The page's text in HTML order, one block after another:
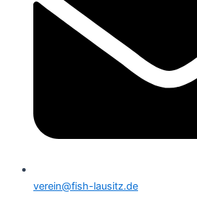
verein@fish-lausitz.de